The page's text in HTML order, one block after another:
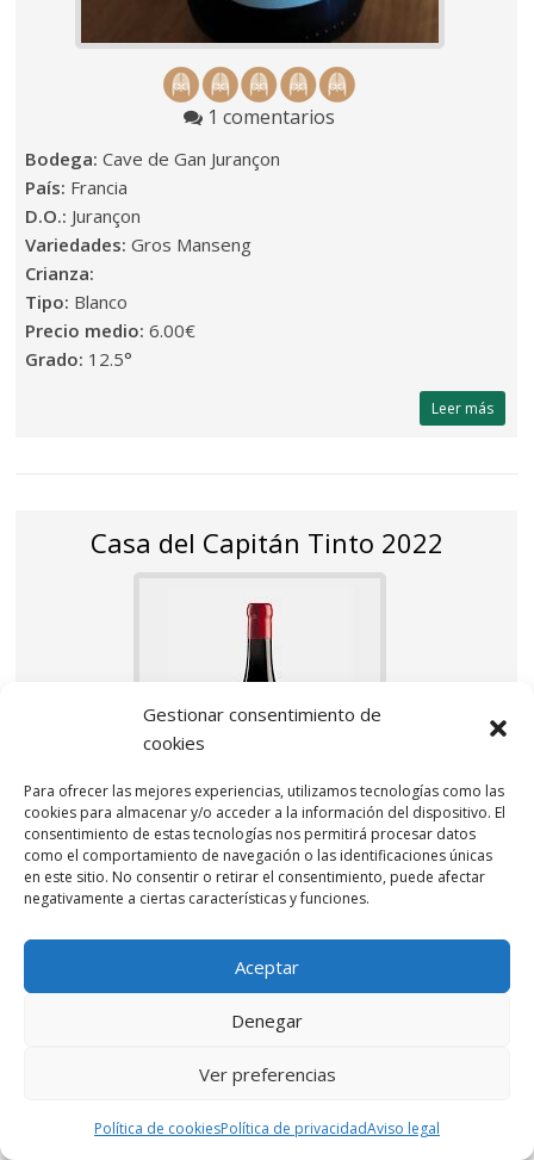
Gestionar consentimiento de
cookies
Para ofrecer las mejores experiencias, utilizamos tecnologías como las
cookies para almacenar y/o acceder a la información del dispositivo. El
consentimiento de estas tecnologías nos permitirá procesar datos
como el comportamiento de navegación o las identificaciones únicas
en este sitio. No consentir o retirar el consentimiento, puede afectar
negativamente a ciertas características y funciones.
Aceptar
Denegar
Ver preferencias
Política de cookiesPolítica de privacidadAviso legal
1 comentarios
Bodega:Cave de Gan Jurançon
País: Francia
D.O.: Jurançon
Variedades:Gros Manseng
Crianza:
Tipo: Blanco
Precio medio:6.00€
Grado: 12.5°
Leer más
Casa del Capitán Tinto 2022
Bodega:Bodegas Barahonda
Monastrell
Tinto